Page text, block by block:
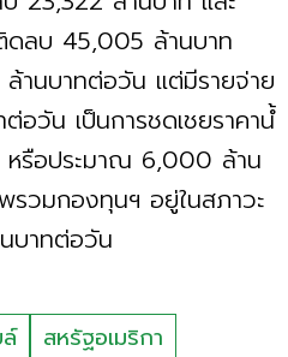
ลบ 45,005 ล้านบาท
านบาทต่อวัน แต่มีรายจ่าย
อวัน เป็นการชดเชยราคานํ้
รือประมาณ 6,000 ล้าน
รวมกองทุนฯ อยู่ในสภาวะ
บาทต่อวัน
สหรัฐอเมริกา